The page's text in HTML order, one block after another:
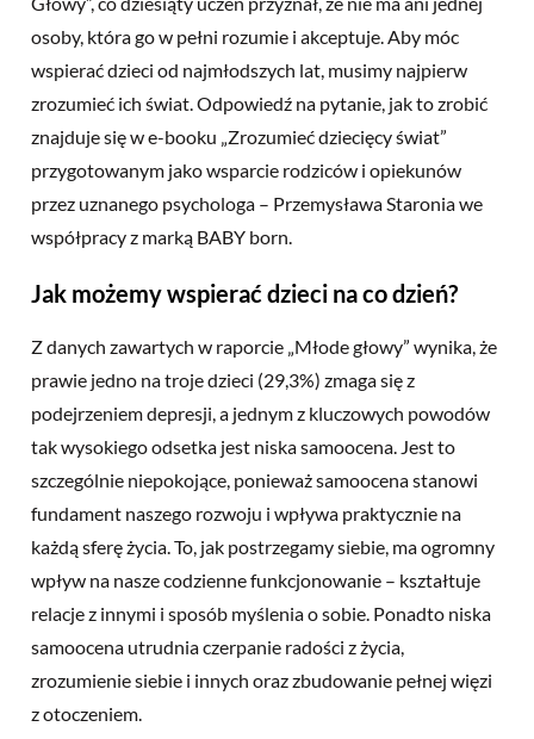
osoby, która go w pełni rozumie i akceptuje. Aby móc
wspierać dzieci od najmłodszych lat, musimy najpierw
zrozumieć ich świat. Odpowiedź na pytanie, jak to zrobić
znajduje się w e-booku „Zrozumieć dziecięcy świat”
przygotowanym jako wsparcie rodziców i opiekunów
przez uznanego psychologa – Przemysława Staronia we
współpracy z marką BABY born.
Jak możemy wspierać dzieci na co dzień?
Z danych zawartych w raporcie „Młode głowy” wynika, że
prawie jedno na troje dzieci (29,3%) zmaga się z
podejrzeniem depresji, a jednym z kluczowych powodów
tak wysokiego odsetka jest niska samoocena. Jest to
szczególnie niepokojące, ponieważ samoocena stanowi
fundament naszego rozwoju i wpływa praktycznie na
każdą sferę życia. To, jak postrzegamy siebie, ma ogromny
wpływ na nasze codzienne funkcjonowanie – kształtuje
relacje z innymi i sposób myślenia o sobie. Ponadto niska
samoocena utrudnia czerpanie radości z życia,
zrozumienie siebie i innych oraz zbudowanie pełnej więzi
z otoczeniem.